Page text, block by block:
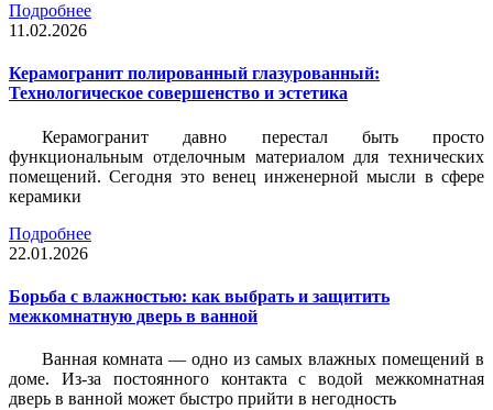
Подробнее
11.02.2026
Керамогранит полированный глазурованный:
Технологическое совершенство и эстетика
Керамогранит давно перестал быть просто
функциональным отделочным материалом для технических
помещений. Сегодня это венец инженерной мысли в сфере
керамики
Подробнее
22.01.2026
Борьба с влажностью: как выбрать и защитить
межкомнатную дверь в ванной
Ванная комната — одно из самых влажных помещений в
доме. Из-за постоянного контакта с водой межкомнатная
дверь в ванной может быстро прийти в негодность